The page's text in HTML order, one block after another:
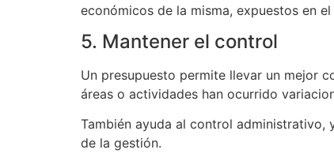
económicos de la misma, expuestos en
5. Mantener el control
Un presupuesto permite llevar un mejor
áreas o actividades han ocurrido
También ayuda al control
de la gestión.